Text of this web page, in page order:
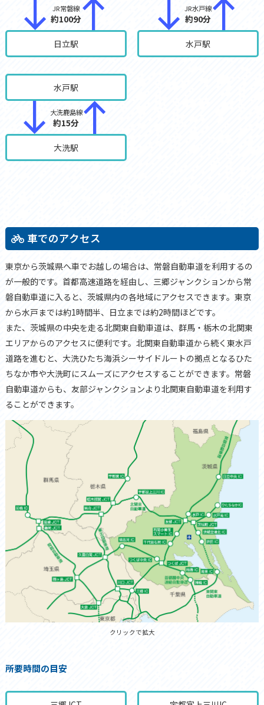
JR常磐線
約100分
日立駅
JR水戸線
約90分
水戸駅
水戸駅
大洗鹿島線
約15分
大洗駅
車でのアクセス
東京から茨城県へ車でお越しの場合は、常磐自動車道を利用するの
が一般的です。首都高速道路を経由し、三郷ジャンクションから常
磐自動車道に入ると、茨城県内の各地域にアクセスできます。東京
から水戸までは約1時間半、日立までは約2時間ほどです。
また、茨城県の中央を走る北関東自動車道は、群馬・栃木の北関東
エリアからのアクセスに便利です。北関東自動車道から続く東水戸
道路を進むと、大洗ひたち海浜シーサイドルートの拠点となるひた
ちなか市や大洗町にスムーズにアクセスすることができます。常磐
自動車道からも、友部ジャンクションより北関東自動車道を利用す
ることができます。
クリックで拡大
所要時間の目安